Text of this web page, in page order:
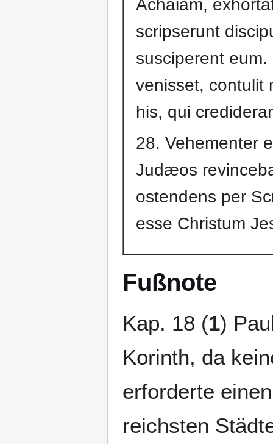
Achaiam,
scripserunt
susciperent eum.
venisset, contulit
his, qui
28. Vehementer
Judæos
ostendens per
esse Christum
Fußnote
Kap. 18 (1)
Korinth, da
erforderte
reichsten